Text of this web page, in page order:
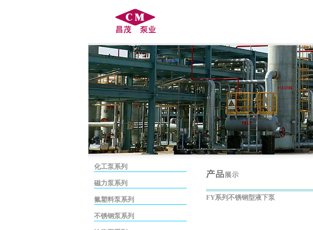
化工泵系列
磁力泵系列
氟塑料泵系列
不锈钢泵系列
FY系列不锈钢型液下泵